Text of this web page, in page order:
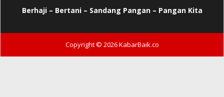
Berhaji– Bertani – Sandang Pangan – Pangan Kita